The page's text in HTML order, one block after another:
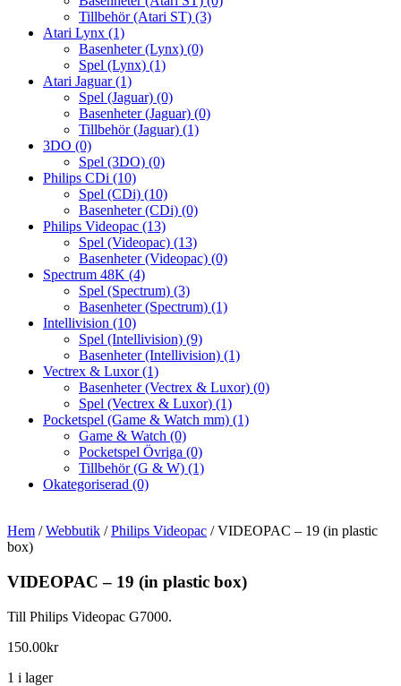
Tillbehör (Atari ST) (3)
Atari Lynx (1)
Basenheter (Lynx) (0)
Spel (Lynx) (1)
Atari Jaguar(1)
Spel (Jaguar) (0)
Basenheter (Jaguar) (0)
Tillbehör (Jaguar) (1)
3DO (0)
Spel (3DO) (0)
Philips CDi (10)
Spel (CDi) (10)
Basenheter (CDi) (0)
Philips Videopac (13)
Spel (Videopac) (13)
Basenheter (Videopac) (0)
Spectrum 48K (4)
Spel (Spectrum) (3)
Basenheter (Spectrum) (1)
Intellivision (10)
Spel (Intellivision) (9)
Basenheter (Intellivision) (1)
Vectrex & Luxor(1)
Basenheter (Vectrex & Luxor) (0)
Spel (Vectrex & Luxor) (1)
Pocketspel (Game & Watch mm) (1)
Game & Watch (0)
Pocketspel Övriga (0)
Tillbehör (G & W) (1)
Okategoriserad (0)
Hem /Webbutik /Philips Videopac / VIDEOPAC – 19 (in plastic
box)
VIDEOPAC – 19 (in plastic box)
Till Philips Videopac G7000.
150.00kr
1 i lager